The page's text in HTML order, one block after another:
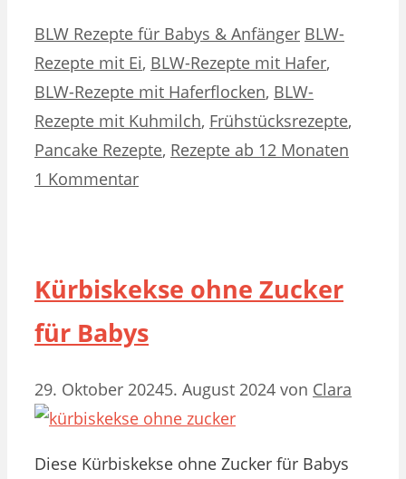
Kategorien
BLW Rezepte für Babys & Anfänger Schlagwörter
BLW-
Rezepte mit Ei, BLW-Rezepte mit Hafer,
BLW-Rezepte mit Haferflocken, BLW-
Rezepte mit Kuhmilch, Frühstücksrezepte,
Pancake Rezepte, Rezepte ab 12 Monaten
1 Kommentar
Kürbiskekse ohne Zucker
für Babys
29. Oktober 20245. August 2024 von Clara
Diese Kürbiskekse ohne Zucker für Babys